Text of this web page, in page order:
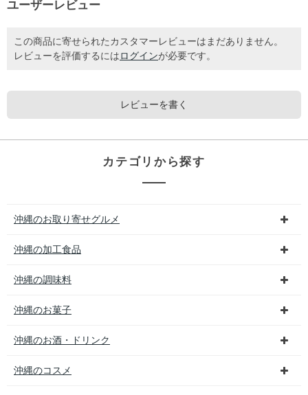
ユーザーレビュー
この商品に寄せられたカスタマーレビューはまだありません。
レビューを評価するには ログインが必要です。
レビューを書く
カテゴリから探す
沖縄のお取り寄せグルメ
沖縄の加工食品
沖縄の調味料
沖縄のお菓子
沖縄のお酒・ドリンク
沖縄のコスメ